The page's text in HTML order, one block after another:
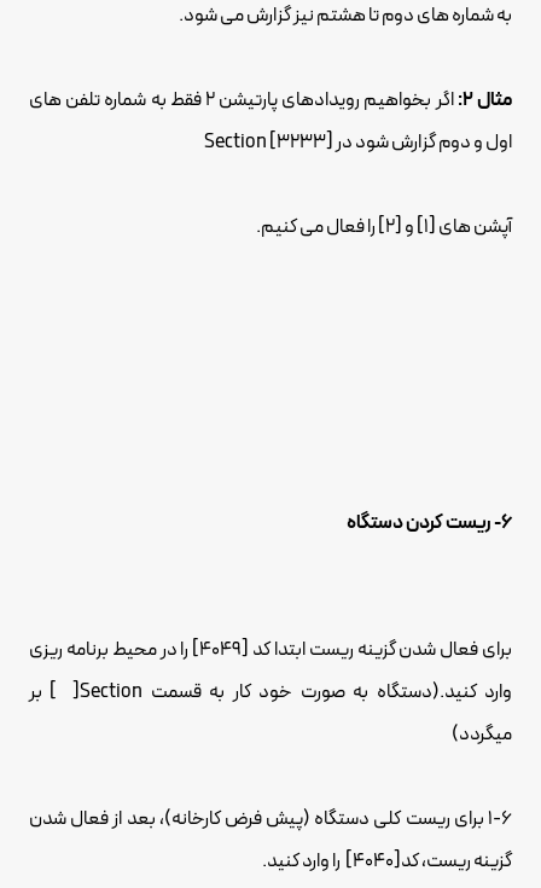
به شماره های دوم تا هشتم نیز گزارش می شود.
مثال 2:
اگر بخواهیم رویدادهای پارتیشن 2 فقط به شماره تلفن های
اول و دوم گزارش شود در Section [3233]
آپشن های [1] و [2] را فعال می کنیم.
6- ریست کردن دستگاه
برای فعال شدن گزینه ریست ابتدا کد [4049] را در محیط برنامه ریزی
وارد کنید.(دستگاه به صورت خود کار به قسمت Section[ ] بر
میگردد)
1-6 برای ریست کلی دستگاه (پیش فرض کارخانه)، بعد از فعال شدن
گزینه ریست، کد[4040] را وارد کنید.